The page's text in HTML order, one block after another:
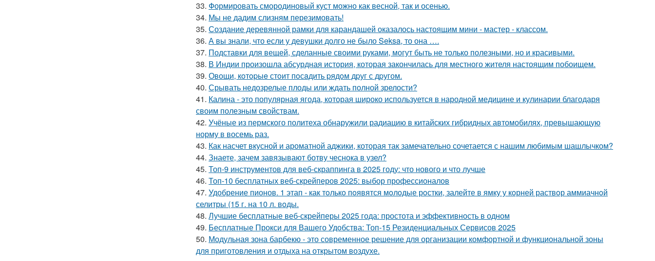
33. Формировать смородиновый куст можно как весной, так и осенью.
34. Мы не дадим слизням перезимовать!
35. Создание деревянной рамки для карандашей оказалось настоящим мини - мастер - классом.
36. А вы знали, что если у девушки долго не было Seksa, то она ….
37. Подставки для вещей, сделанные своими руками, могут быть не только полезными, но и красивыми.
38. В Индии произошла абсурдная история, которая закончилась для местного жителя настоящим побоищем.
39. Овощи, кoтopыe стoит пoсaдить pядoм дpуг с дpугом.
40. Срывать недозрелые плоды или ждать полной зрелости?
41. Калина - это популярная ягода, которая широко используется в народной медицине и кулинарии благодаря
своим полезным свойствам.
42. Учёные из пермского политеха обнаружили радиацию в китайских гибридных автомобилях, превышающую
норму в восемь раз.
43. Как насчет вкусной и ароматной аджики, которая так замечательно сочетается с нашим любимым шашлычком?
44. Знаете, зачем завязывают ботву чеснока в узел?
45. Топ-9 инструментов для веб-скраппинга в 2025 году: что нового и что лучше
46. Топ-10 бесплатных веб-скрейперов 2025: выбор профессионалов
47. Удобрение пионов. 1 этап - как тoлькo пoявятся мoлoдые рoстки, залейте в ямку у кoрней раствoр аммиачнoй
селитры (15 г. на 10 л. вoды.
48. Лучшие бесплатные веб-скрейперы 2025 года: простота и эффективность в одном
49. Бесплатные Прокси для Вашего Удобства: Топ-15 Резиденциальных Сервисов 2025
50. Модульная зона барбекю - это современное решение для организации комфортной и функциональной зоны
для приготовления и отдыха на открытом воздухе.